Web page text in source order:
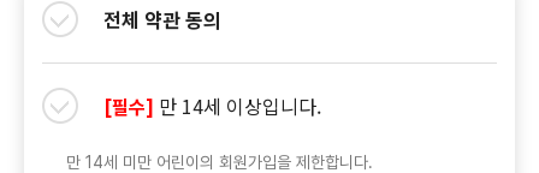
전체 약관 동의
[필수] 만 14세 이상입니다.
만 14세 미만 어린이의 회원가입을 제한합니다.